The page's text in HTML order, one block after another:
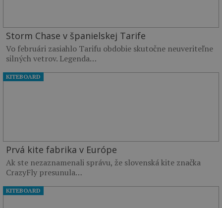
Storm Chase v španielskej Tarife
Vo februári zasiahlo Tarifu obdobie skutočne neuveriteľne
silných vetrov. Legenda…
Prvá kite fabrika v Európe
Ak ste nezaznamenali správu, že slovenská kite značka
CrazyFly presunula…
KITEBOARD
KITEBOARD